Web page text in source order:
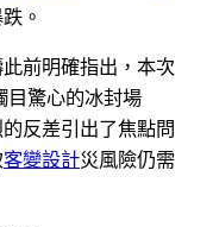
。
前明確指出，本次
目驚心的冰封場
反差引出了焦點問
客變設計災風險仍需